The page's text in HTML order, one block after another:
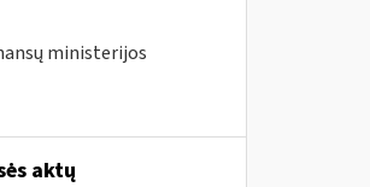
ministerijos
aktų